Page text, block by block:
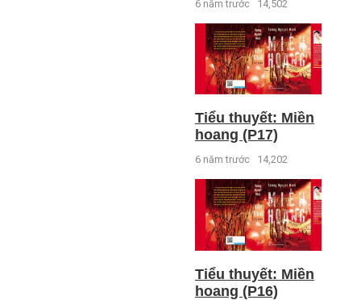
6 năm trước 14,502
Tiểu thuyết: Miền
hoang (P17)
6 năm trước 14,202
Tiểu thuyết: Miền
hoang (P16)